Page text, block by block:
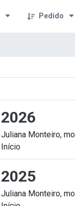
Pedido
2026
Juliana Monteiro,
Início
2025
Juliana Monteiro,